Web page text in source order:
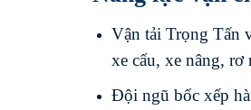
Vận tải Trọng Tấn
xe cẩu, xe nâng, rơ
Đội ngũ bốc xếp